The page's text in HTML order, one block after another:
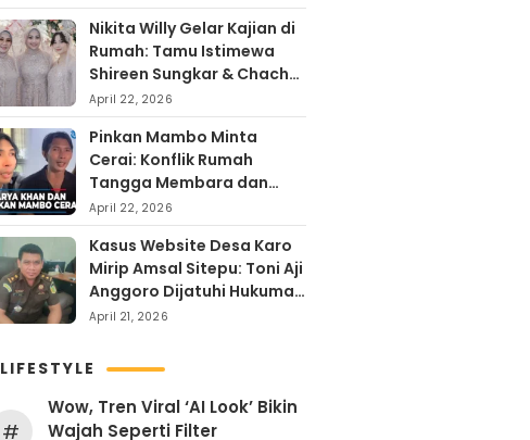
Nikita Willy Gelar Kajian di
Rumah: Tamu Istimewa
Shireen Sungkar & Chacha
Frederika, Rayakan Hari
Kartini dengan
Kehangatan
April 22, 2026
Pinkan Mambo Minta
Cerai: Konflik Rumah
Tangga Membara dan
Kontroversi Uang Endorse
Arya Khan
April 22, 2026
Kasus Website Desa Karo
Mirip Amsal Sitepu: Toni Aji
Anggoro Dijatuhi Hukuman
Penjara
April 21, 2026
LIFESTYLE
#
Wow, Tren Viral ‘AI Look’ Bikin
Wajah Seperti Filter